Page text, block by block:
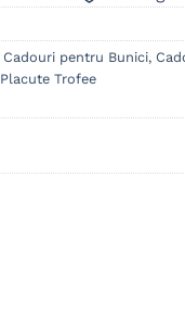
Cadouri pentru Bunici,
Placute Trofee